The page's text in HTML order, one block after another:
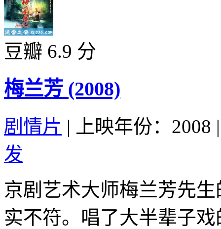
豆瓣 6.9 分
梅兰芳 (2008)
剧情片 | 上映年份：2008 |
发
京剧艺术大师梅兰芳先
实不符。唱了大半辈子